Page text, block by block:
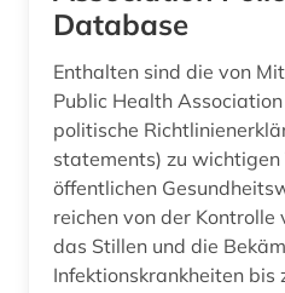
neuropsychiatrie (1)
neurowissenschaft (1)
open access (4)
open science (1)
pflege (1)
Database
Enthalten sind die von
Public Health
politische
statements) zu wichtigen
öffentlichen
reichen von der
das Stillen und die
Infektionskrankheiten bis